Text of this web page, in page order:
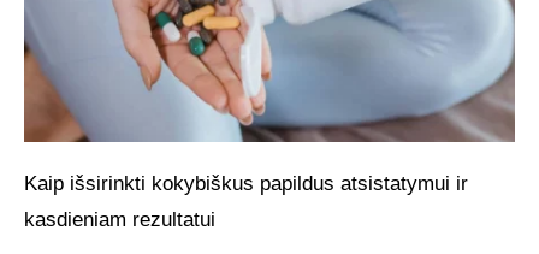
Kaip išsirinkti kokybiškus papildus atsistatymui ir
kasdieniam rezultatui